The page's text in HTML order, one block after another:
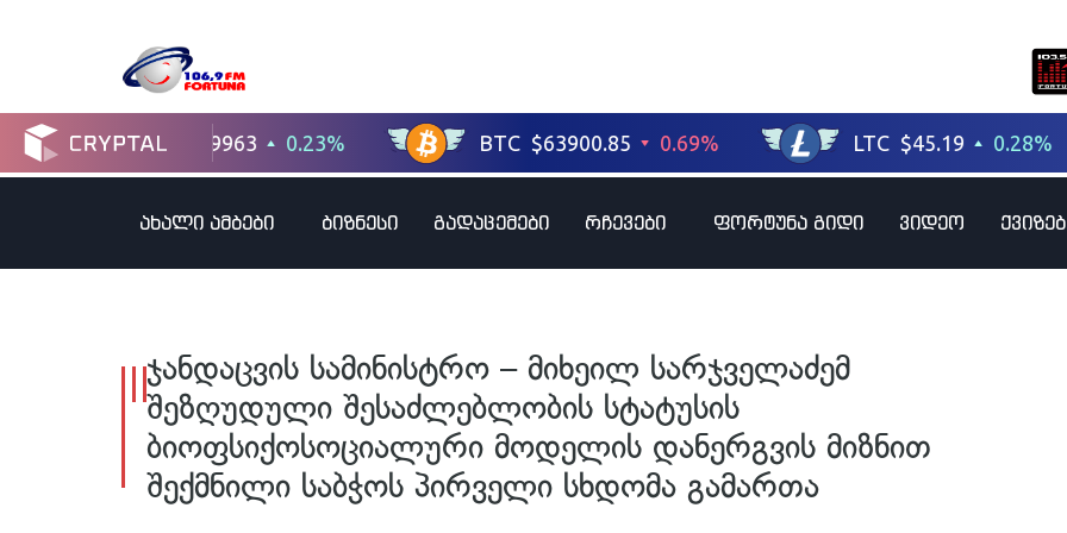
ახალი ამბები ბიზნესი გადაცემები რჩევები ფორტუნა გიდი ვიდეო
ჯანდაცვის სამინისტრო – მიხეილ სარჯველაძემ
შეზღუდული შესაძლებლობის სტატუსის
ბიოფსიქოსოციალური მოდელის დანერგვის მიზნით
შექმნილი საბჭოს პირველი სხდომა გამართა